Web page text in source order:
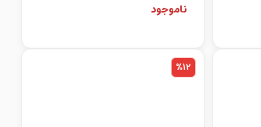
ناموجود
%12